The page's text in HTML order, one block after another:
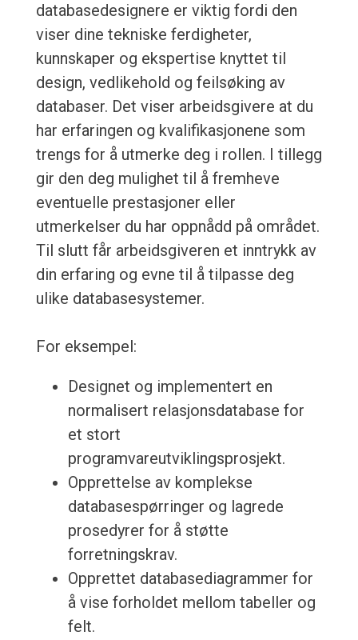
databasedesignere er viktig fordi den
viser dine tekniske ferdigheter,
kunnskaper og ekspertise knyttet til
design, vedlikehold og feilsøking av
databaser. Det viser arbeidsgivere at du
har erfaringen og kvalifikasjonene som
trengs for å utmerke deg i rollen. I tillegg
gir den deg mulighet til å fremheve
eventuelle prestasjoner eller
utmerkelser du har oppnådd på området.
Til slutt får arbeidsgiveren et inntrykk av
din erfaring og evne til å tilpasse deg
ulike databasesystemer.
For eksempel:
Designet og implementert en
normalisert relasjonsdatabase for
et stort
programvareutviklingsprosjekt.
Opprettelse av komplekse
databasespørringer og lagrede
prosedyrer for å støtte
forretningskrav.
Opprettet databasediagrammer for
å vise forholdet mellom tabeller og
felt.